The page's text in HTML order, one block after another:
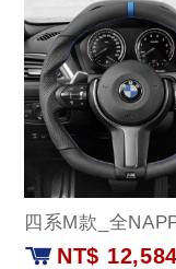
NT$ 12,584